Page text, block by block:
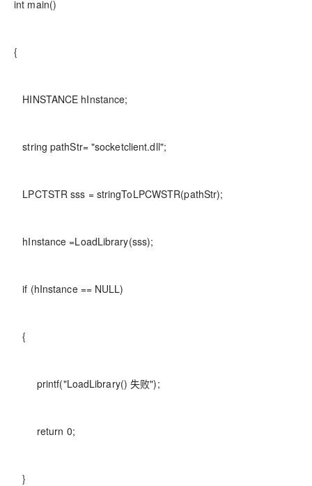
int main()
{
HINSTANCE hInstance;
string pathStr= "socketclient.dll";
LPCTSTR sss = stringToLPCWSTR(pathStr);
hInstance =LoadLibrary(sss);
if (hInstance == NULL)
{
printf("LoadLibrary() 失败");
return 0;
}